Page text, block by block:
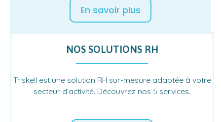
En savoir plus
NOS SOLUTIONS RH
Triskell est une solution RH sur-mesure adaptée à votre
secteur d’activité. Découvrez nos 5 services.